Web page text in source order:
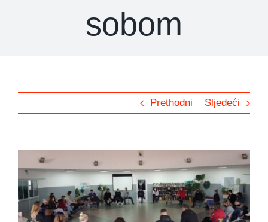
sobom
Prethodni Sljedeći
View
Larger
Image